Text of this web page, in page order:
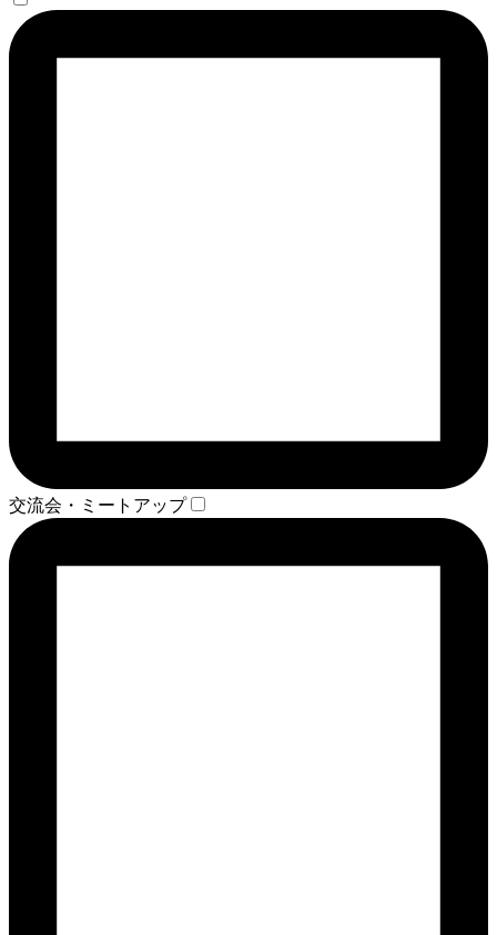
交流会・ミートアップ